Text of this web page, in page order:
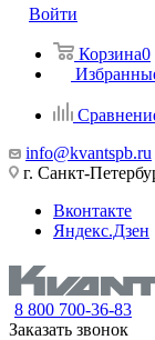
Войти
Корзина0
info@kvantspb.ru
г. Санкт-
Вконтакте
Яндекс.Дзен
8 800 700-36-83
Заказать звонок